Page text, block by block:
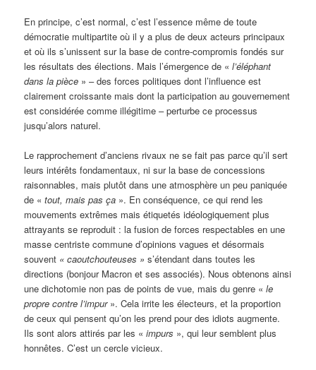
En principe, c’est normal, c’est l’essence même de toute
démocratie multipartite où il y a plus de deux acteurs principaux
et où ils s’unissent sur la base de contre-compromis fondés sur
les résultats des élections. Mais l’émergence de «l’éléphant
dans la pièce » – des forces politiques dont l’influence est
clairement croissante mais dont la participation au gouvernement
est considérée comme illégitime – perturbe ce processus
jusqu’alors naturel.
Le rapprochement d’anciens rivaux ne se fait pas parce qu’il sert
leurs intérêts fondamentaux, ni sur la base de concessions
raisonnables, mais plutôt dans une atmosphère un peu paniquée
de «tout, mais pas ça ». En conséquence, ce qui rend les
mouvements extrêmes mais étiquetés idéologiquement plus
attrayants se reproduit : la fusion de forces respectables en une
masse centriste commune d’opinions vagues et désormais
souvent « caoutchouteuses » s’étendant dans toutes les
directions (bonjour Macron et ses associés). Nous obtenons ainsi
une dichotomie non pas de points de vue, mais du genre «le
propre contre l’impur». Cela irrite les électeurs, et la proportion
de ceux qui pensent qu’on les prend pour des idiots augmente.
Ils sont alors attirés par les «impurs », qui leur semblent plus
honnêtes. C’est un cercle vicieux.